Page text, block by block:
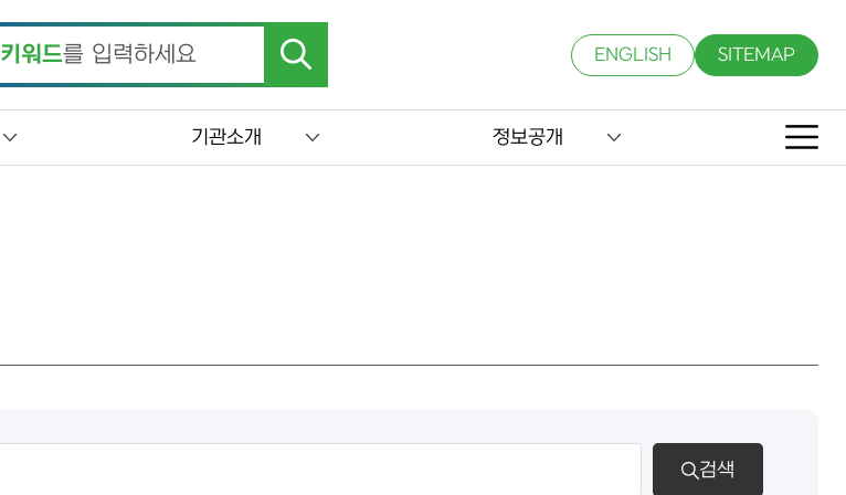
키워드를 입력하세요 ENGLISH SITEMAP
기관소개 정보공개
검색